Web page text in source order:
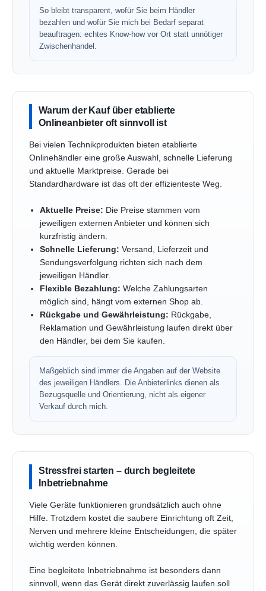
So bleibt transparent, wofür Sie beim Händler
bezahlen und wofür Sie mich bei Bedarf separat
beauftragen: echtes Know-how vor Ort statt unnötiger
Zwischenhandel.
Warum der Kauf über etablierte
Onlineanbieter oft sinnvoll ist
Bei vielen Technikprodukten bieten etablierte
Onlinehändler eine große Auswahl, schnelle Lieferung
und aktuelle Marktpreise. Gerade bei
Standardhardware ist das oft der effizienteste Weg.
Aktuelle Preise: Die Preise stammen vom
jeweiligen externen Anbieter und können sich
kurzfristig ändern.
Schnelle Lieferung: Versand, Lieferzeit und
Sendungsverfolgung richten sich nach dem
jeweiligen Händler.
Flexible Bezahlung: Welche Zahlungsarten
möglich sind, hängt vom externen Shop ab.
Rückgabe und Gewährleistung: Rückgabe,
Reklamation und Gewährleistung laufen direkt über
den Händler, bei dem Sie kaufen.
Maßgeblich sind immer die Angaben auf der Website
des jeweiligen Händlers. Die Anbieterlinks dienen als
Bezugsquelle und Orientierung, nicht als eigener
Verkauf durch mich.
Stressfrei starten – durch begleitete
Inbetriebnahme
Viele Geräte funktionieren grundsätzlich auch ohne
Hilfe. Trotzdem kostet die saubere Einrichtung oft Zeit,
Nerven und mehrere kleine Entscheidungen, die später
wichtig werden können.
Eine begleitete Inbetriebnahme ist besonders dann
sinnvoll, wenn das Gerät direkt zuverlässig laufen soll